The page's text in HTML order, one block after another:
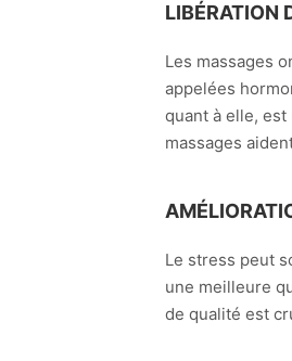
LIBÉRATION
Les massages
appelées
quant à elle,
massages
Le stress peut
une meilleure
de qualité est